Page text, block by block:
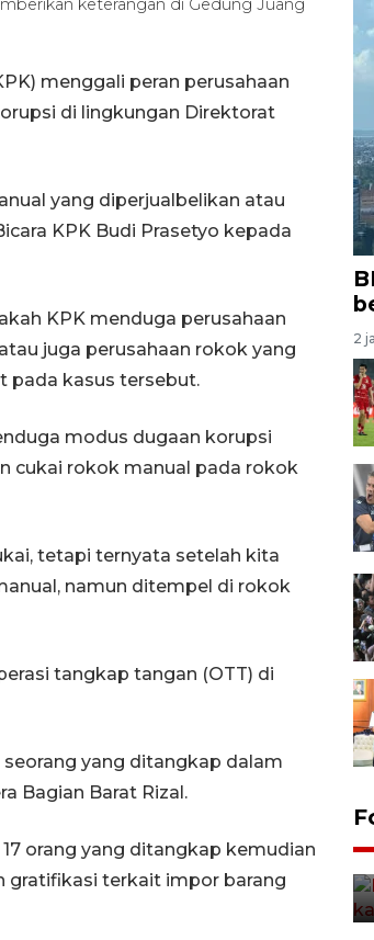
keterangan di Gedung Juang
menggali peran perusahaan
di lingkungan Direktorat
yang diperjualbelikan atau
KPK Budi Prasetyo kepada
KPK menduga perusahaan
juga perusahaan rokok yang
pada kasus tersebut.
modus dugaan korupsi
cukai rokok manual pada rokok
tetapi ternyata setelah kita
namun ditempel di rokok
tangkap tangan (OTT) di
yang ditangkap dalam
Bagian Barat Rizal.
orang yang ditangkap kemudian
gratifikasi terkait impor barang
2
Jember